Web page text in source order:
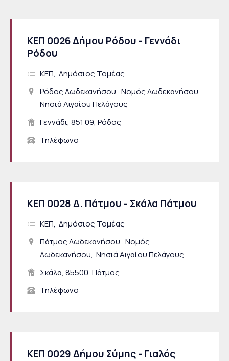
ΚΕΠ 0026 Δήμου Ρόδου - Γεννάδι
Ρόδου
ΚΕΠ Δημόσιος Τομέας
Ρόδος Δωδεκανήσου Νομός Δωδεκανήσου
Νησιά Αιγαίου Πελάγους
Γεννάδι, 851 09, Ρόδος
Τηλέφωνο
ΚΕΠ 0028 Δ. Πάτμου - Σκάλα Πάτμου
ΚΕΠ Δημόσιος Τομέας
Πάτμος Δωδεκανήσου Νομός
Δωδεκανήσου Νησιά Αιγαίου Πελάγους
Σκάλα, 85500, Πάτμος
Τηλέφωνο
ΚΕΠ 0029 Δήμου Σύμης - Γιαλός